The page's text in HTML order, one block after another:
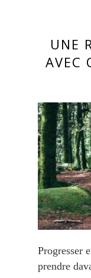
UNE
AVEC
Progresser
prendre